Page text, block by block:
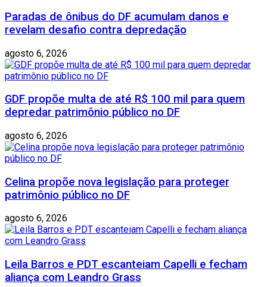
Paradas de ônibus do DF acumulam danos e
revelam desafio contra depredação
agosto 6, 2026
GDF propõe multa de até R$ 100 mil para quem
depredar patrimônio público no DF
agosto 6, 2026
Celina propõe nova legislação para proteger
patrimônio público no DF
agosto 6, 2026
Leila Barros e PDT escanteiam Capelli e fecham
aliança com Leandro Grass